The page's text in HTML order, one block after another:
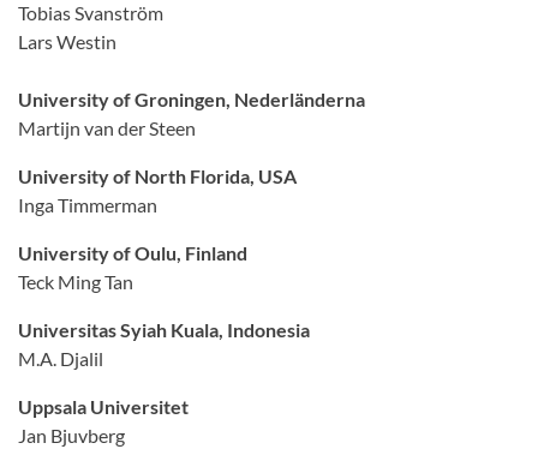
Tobias Svanström
Lars Westin
University of Groningen, Nederländerna
Martijn van der Steen
University of North Florida, USA
Inga Timmerman
University of Oulu, Finland
Teck Ming Tan
Universitas Syiah Kuala, Indonesia
M.A. Djalil
Uppsala Universitet
Jan Bjuvberg